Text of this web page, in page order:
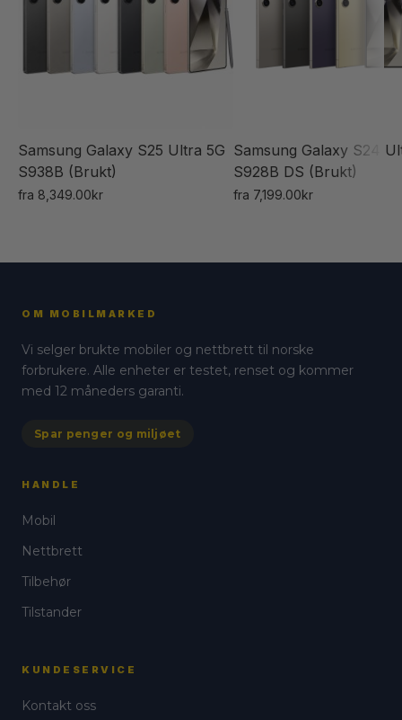
Samsung Galaxy S25 Ultra 5G
S938B (Brukt)
fra 8,349.00kr
har
varianter.
kan
velges
produktsiden
Samsung Galaxy S24
S928B DS (Brukt)
fra 7,199.00kr
har
OM MOBILMARKED
Vi selger brukte mobiler og nettbrett til norske
forbrukere. Alle enheter er testet, renset og kommer
med 12 måneders garanti.
Spar penger og miljøet
HANDLE
Mobil
Nettbrett
Tilbehør
Tilstander
KUNDESERVICE
Kontakt oss